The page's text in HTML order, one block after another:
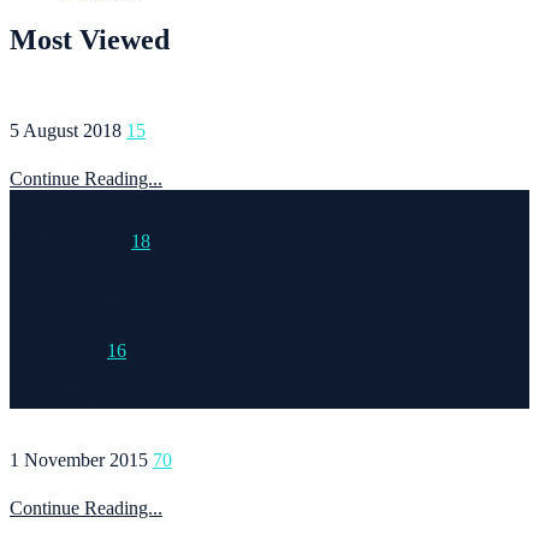
Most Viewed
5 August 2018 15
Continue Reading...
18
16
1 November 2015 70
Continue Reading...